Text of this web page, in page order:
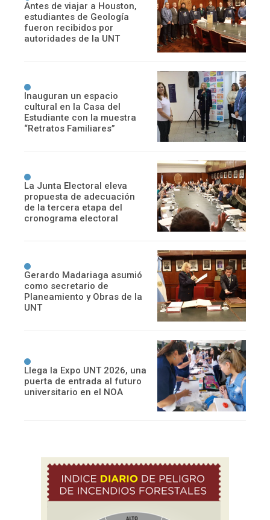
Antes de viajar a Houston,
estudiantes de Geología
fueron recibidos por
autoridades de la UNT
Inauguran un espacio
cultural en la Casa del
Estudiante con la muestra
“Retratos Familiares”
La Junta Electoral eleva
propuesta de adecuación
de la tercera etapa del
cronograma electoral
Gerardo Madariaga asumió
como secretario de
Planeamiento y Obras de la
UNT
Llega la Expo UNT 2026, una
puerta de entrada al futuro
universitario en el NOA